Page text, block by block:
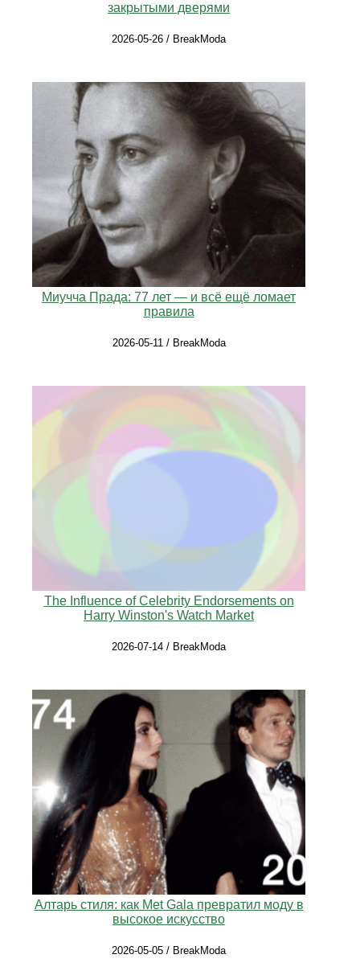
закрытыми дверями
2026-05-26 / BreakModa
Миучча Прада: 77 лет — и всё ещё ломает
правила
2026-05-11 / BreakModa
The Influence of Celebrity Endorsements on
Harry Winston's Watch Market
2026-07-14 / BreakModa
Алтарь стиля: как Met Gala превратил моду в
высокое искусство
2026-05-05 / BreakModa